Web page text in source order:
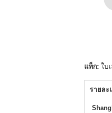
แท็ก: ใบ
รายละ